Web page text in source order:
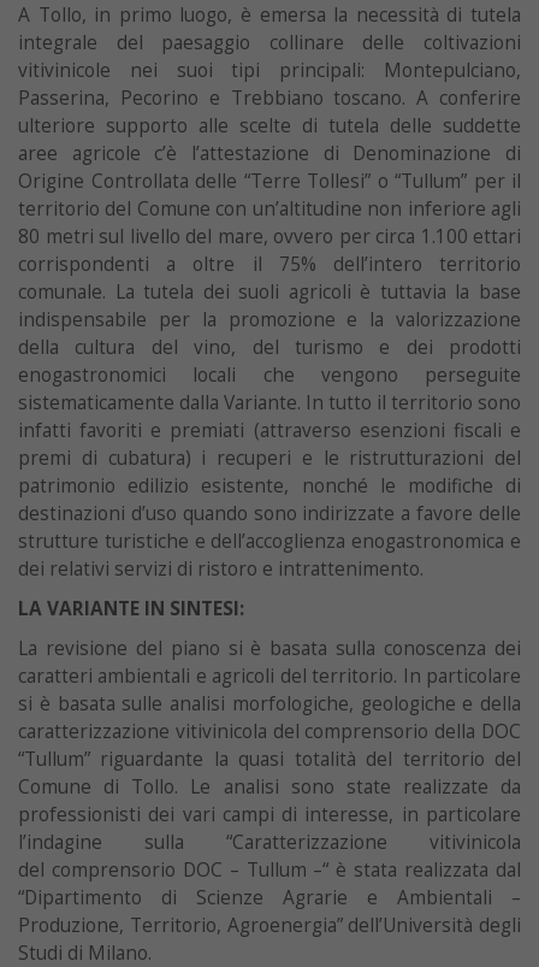
A Tollo, in primo luogo, è emersa la necessità di tutela
integrale del paesaggio collinare delle coltivazioni
vitivinicole nei suoi tipi principali: Montepulciano,
Passerina, Pecorino e Trebbiano toscano. A conferire
ulteriore supporto alle scelte di tutela delle suddette
aree agricole c’è l’attestazione di Denominazione di
Origine Controllata delle “Terre Tollesi” o “Tullum” per il
territorio del Comune con un’altitudine non inferiore agli
80 metri sul livello del mare, ovvero per circa 1.100 ettari
corrispondenti a oltre il 75% dell’intero territorio
comunale. La tutela dei suoli agricoli è tuttavia la base
indispensabile per la promozione e la valorizzazione
della cultura del vino, del turismo e dei prodotti
enogastronomici locali che vengono perseguite
sistematicamente dalla Variante. In tutto il territorio sono
infatti favoriti e premiati (attraverso esenzioni fiscali e
premi di cubatura) i recuperi e le ristrutturazioni del
patrimonio edilizio esistente, nonché le modifiche di
destinazioni d’uso quando sono indirizzate a favore delle
strutture turistiche e dell’accoglienza enogastronomica e
dei relativi servizi di ristoro e intrattenimento.
LA VARIANTE IN SINTESI:
La revisione del piano si è basata sulla conoscenza dei
caratteri ambientali e agricoli del territorio. In particolare
si è basata sulle analisi morfologiche, geologiche e della
caratterizzazione vitivinicola del comprensorio della DOC
“Tullum” riguardante la quasi totalità del territorio del
Comune di Tollo. Le analisi sono state realizzate da
professionisti dei vari campi di interesse, in particolare
l’indagine sulla “Caratterizzazione vitivinicola
del comprensorio DOC – Tullum –“ è stata realizzata dal
“Dipartimento di Scienze Agrarie e Ambientali –
Produzione, Territorio, Agroenergia” dell’Università degli
Studi di Milano.